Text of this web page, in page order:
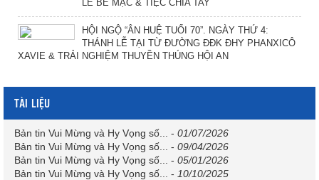
LỄ BẾ MẠC & TIỆC CHIA TAY
HỘI NGỘ “ÂN HUỆ TUỔI 70”. NGÀY THỨ 4:
THÁNH LỄ TẠI TỪ ĐƯỜNG ĐĐK ĐHY PHANXICÔ
XAVIE & TRẢI NGHIỆM THUYỀN THÚNG HỘI AN
TÀI LIỆU
Bản tin Vui Mừng và Hy Vọng số... - 01/07/2026
Bản tin Vui Mừng và Hy Vọng số...
- 09/04/2026
Bản tin Vui Mừng và Hy Vọng số...
- 05/01/2026
Bản tin Vui Mừng và Hy Vọng số...
- 10/10/2025